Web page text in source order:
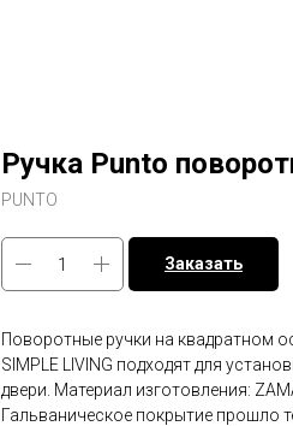
Ручка Punto
PUNTO
Заказать
Поворотные ручки на квадратном
SIMPLE LIVING подходят для
двери. Материал изготовления:
Гальваническое покрытие прошло